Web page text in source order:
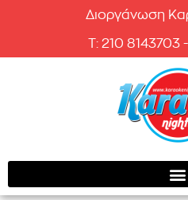
Διοργάνωση
T: 210 8143703